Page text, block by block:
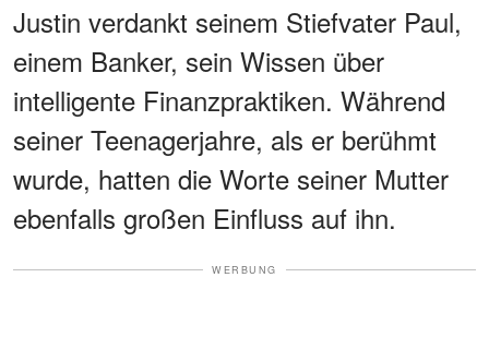
Justin verdankt seinem Stiefvater Paul,
einem Banker, sein Wissen über
intelligente Finanzpraktiken. Während
seiner Teenagerjahre, als er berühmt
wurde, hatten die Worte seiner Mutter
ebenfalls großen Einfluss auf ihn.
WERBUNG